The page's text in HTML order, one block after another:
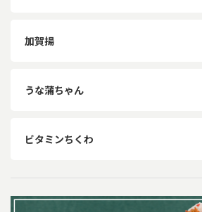
加賀揚
うな蒲ちゃん
ビタミンちくわ